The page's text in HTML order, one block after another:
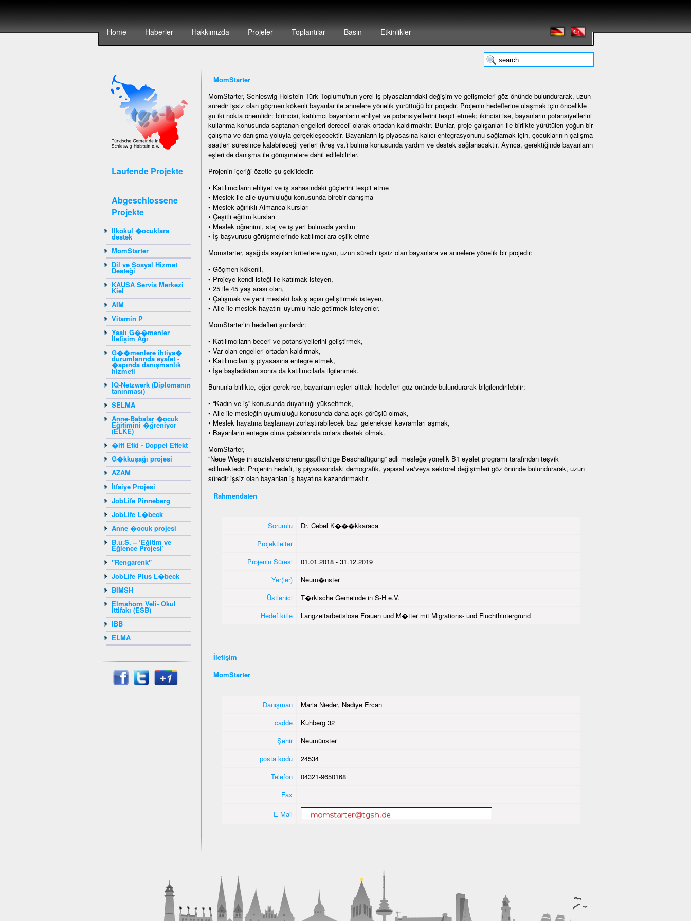
Home Haberler Hakkımızda Projeler Toplantılar Basın Etkinlikler
Laufende Projekte
Abgeschlossene
Projekte
Ilkokul �ocuklara
destek
MomStarter
Dil ve Sosyal Hizmet
Desteği
KAUSA Servis Merkezi
Kiel
AIM
Vitamin P
Yaşlı G��menler
İletişim Ağı
G��menlere ihtiya�
durumlarında eyalet -
�apında danışmanlık
hizmeti
IQ-Netzwerk (Diplomanın
tanınması)
SELMA
Anne-Babalar �ocuk
Eğitimini �ğreniyor
(ELKE)
�ift Etki - Doppel Effekt
G�kkuşağı projesi
AZAM
İtfaiye Projesi
JobLife Pinneberg
JobLife L�beck
Anne �ocuk projesi
B.u.S. – ‘Eğitim ve
Eğlence Projesi’
"Rengarenk"
JobLife Plus L�beck
BIMSH
Elmshorn Veli- Okul
İttifakı (ESB)
IBB
ELMA
MomStarter
MomStarter, Schleswig-Holstein Türk Toplumu'nun yerel iş piyasalarındaki değişim ve gelişmeleri göz önünde bulundurarak, uzun
süredir işsiz olan göçmen kökenli bayanlar ile annelere yönelik yürüttüğü bir projedir. Projenin hedeflerine ulaşmak için öncelikle
şu iki nokta önemlidir: birincisi, katılımcı bayanların ehliyet ve potansiyellerini tespit etmek; ikincisi ise, bayanların potansiyellerini
kullanma konusunda saptanan engelleri dereceli olarak ortadan kaldırmaktır. Bunlar, proje çalışanları ile birlikte yürütülen yoğun bir
çalışma ve danışma yoluyla gerçekleşecektir. Bayanların iş piyasasına kalıcı entegrasyonunu sağlamak için, çocuklarının çalışma
saatleri süresince kalabileceği yerleri (kreş vs.) bulma konusunda yardım ve destek sağlanacaktır. Ayrıca, gerektiğinde bayanların
eşleri de danışma ile görüşmelere dahil edilebilirler.
Projenin içeriği özetle şu şekildedir:
• Katılımcıların ehliyet ve iş sahasındaki güçlerini tespit etme
• Meslek ile aile uyumluluğu konusunda birebir danışma
• Meslek ağırlıklı Almanca kursları
• Çeşitli eğitim kursları
• Meslek öğrenimi, staj ve iş yeri bulmada yardım
• İş başvurusu görüşmelerinde katılımcılara eşlik etme
Momstarter, aşağıda sayılan kriterlere uyan, uzun süredir işsiz olan bayanlara ve annelere yönelik bir projedir:
• Göçmen kökenli,
• Projeye kendi isteği ile katılmak isteyen,
• 25 ile 45 yaş arası olan,
• Çalışmak ve yeni mesleki bakış açısı geliştirmek isteyen,
• Aile ile meslek hayatını uyumlu hale getirmek isteyenler.
MomStarter’in hedefleri şunlardır:
• Katılımcıların beceri ve potansiyellerini geliştirmek,
• Var olan engelleri ortadan kaldırmak,
• Katılımcıları iş piyasasına entegre etmek,
• İşe başladıktan sonra da katılımcılarla ilgilenmek.
Bununla birlikte, eğer gerekirse, bayanların eşleri alttaki hedefleri göz önünde bulundurarak bilgilendirilebilir:
• “Kadın ve iş” konusunda duyarlılığı yükseltmek,
• Aile ile mesleğin uyumluluğu konusunda daha açık görüşlü olmak,
• Meslek hayatına başlamayı zorlaştırabilecek bazı geleneksel kavramları aşmak,
• Bayanların entegre olma çabalarında onlara destek olmak.
MomStarter,
“Neue Wege in sozialversicherungspflichtige Beschäftigung“ adlı mesleğe yönelik B1 eyalet programı tarafından teşvik
edilmektedir. Projenin hedefi, iş piyasasındaki demografik, yapısal ve/veya sektörel değişimleri göz önünde bulundurarak, uzun
süredir işsiz olan bayanları iş hayatına kazandırmaktır.
Rahmendaten
Sorumlu
Dr. Cebel K���kkaraca
Projektleiter
Projenin Süresi
01.01.2018 - 31.12.2019
Yer(ler)
Neum�nster
Üstlenici
T�rkische Gemeinde in S-H e.V.
Hedef kitle
Langzeitarbeitslose Frauen und M�tter mit Migrations- und Fluchthintergrund
İletişim
MomStarter
Danışman
Maria Nieder, Nadiye Ercan
cadde
Kuhberg 32
Şehir
Neumünster
posta kodu
24534
Telefon
04321-9650168
Fax
E-Mail